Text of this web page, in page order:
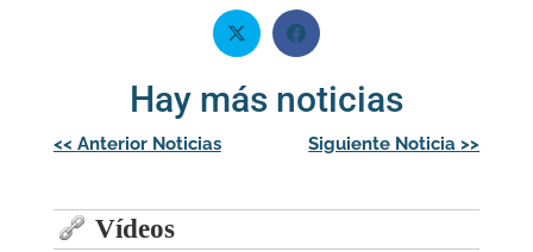
Hay más noticias
Navegación
de
<< Anterior Noticias Siguiente Noticia >>
Vídeos